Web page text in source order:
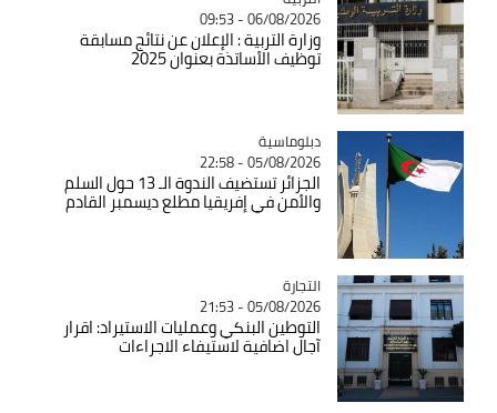
06/08/2026 - 09:53
وزارة التربية : الإعلان عن نتائج مسابقة
توظيف الأساتذة بعنوان 2025
Catégorie
دبلوماسية
05/08/2026 - 22:58
الجزائر تستضيف الندوة الـ 13 حول السلم
والأمن في إفريقيا مطلع ديسمبر القادم
Catégorie
التجارة
05/08/2026 - 21:53
التوطين البنكي وعمليات الاستيراد: اقرار
آجال اضافية لاستيفاء الاجراءات